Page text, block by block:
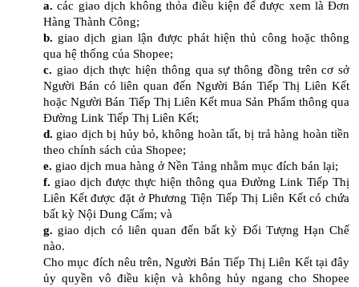
a. các giao dịch không thỏa điều kiện để được xem là Đơn
Hàng Thành Công;
b. giao dịch gian lận được phát hiện thủ công hoặc thông
qua hệ thống của Shopee;
c. giao dịch thực hiện thông qua sự thông đồng trên cơ sở
Người Bán có liên quan đến Người Bán Tiếp Thị Liên Kết
hoặc Người Bán Tiếp Thị Liên Kết mua Sản Phẩm thông qua
Đường Link Tiếp Thị Liên Kết;
d. giao dịch bị hủy bỏ, không hoàn tất, bị trả hàng hoàn tiền
theo chính sách của Shopee;
e. giao dịch mua hàng ở Nền Tảng nhằm mục đích bán lại;
f. giao dịch được thực hiện thông qua Đường Link Tiếp Thị
Liên Kết được đặt ở Phương Tiện Tiếp Thị Liên Kết có chứa
bất kỳ Nội Dung Cấm; và
g. giao dịch có liên quan đến bất kỳ Đối Tượng Hạn Chế
nào.
Cho mục đích nêu trên, Người Bán Tiếp Thị Liên Kết tại đây
ủy quyền vô điều kiện và không hủy ngang cho Shopee